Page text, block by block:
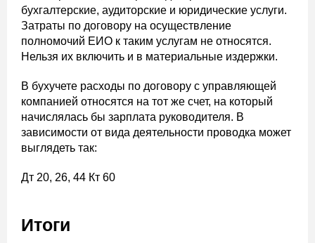
бухгалтерские, аудиторские и юридические услуги.
Затраты по договору на осуществление
полномочий ЕИО к таким услугам не относятся.
Нельзя их включить и в материальные издержки.
В бухучете расходы по договору с управляющей
компанией относятся на тот же счет, на который
начислялась бы зарплата руководителя. В
зависимости от вида деятельности проводка может
выглядеть так:
Дт 20, 26, 44 Кт 60
Итоги